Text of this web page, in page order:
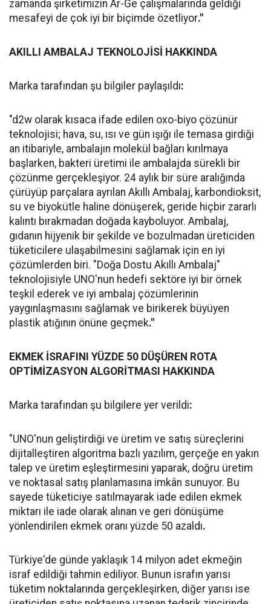
zamanda şirketimizin Ar-Ge çalışmalarında geldiği
mesafeyi de çok iyi bir biçimde özetliyor."
AKILLI AMBALAJ TEKNOLOJİSİ HAKKINDA
Marka tarafından şu bilgiler paylaşıldı:
"d2w olarak kısaca ifade edilen oxo-biyo çözünür
teknolojisi; hava, su, ısı ve gün ışığı ile temasa girdiği
an itibariyle, ambalajın molekül bağları kırılmaya
başlarken, bakteri üretimi ile ambalajda sürekli bir
çözünme gerçekleşiyor. 24 aylık bir süre aralığında
çürüyüp parçalara ayrılan Akıllı Ambalaj, karbondioksit,
su ve biyokütle haline dönüşerek, geride hiçbir zararlı
kalıntı bırakmadan doğada kayboluyor. Ambalaj,
gıdanın hijyenik bir şekilde ve bozulmadan üreticiden
tüketicilere ulaşabilmesini sağlamak için en iyi
çözümlerden biri. "Doğa Dostu Akıllı Ambalaj"
teknolojisiyle UNO'nun hedefi sektöre iyi bir örnek
teşkil ederek ve iyi ambalaj çözümlerinin
yaygınlaşmasını sağlamak ve birikerek büyüyen
plastik atığının önüne geçmek."
EKMEK İSRAFINI YÜZDE 50 DÜŞÜREN ROTA
OPTİMİZASYON ALGORİTMASI HAKKINDA
Marka tarafından şu bilgilere yer verildi:
"UNO'nun geliştirdiği ve üretim ve satış süreçlerini
dijitalleştiren algoritma bazlı yazılım, gerçeğe en yakın
talep ve üretim eşleştirmesini yaparak, doğru üretim
ve noktasal satış planlamasına imkân sunuyor. Bu
sayede tüketiciye satılmayarak iade edilen ekmek
miktarı ile iade olarak alınan ve geri dönüşüme
yönlendirilen ekmek oranı yüzde 50 azaldı.
Türkiye'de günde yaklaşık 14 milyon adet ekmeğin
israf edildiği tahmin ediliyor. Bunun israfın yarısı
tüketim noktalarında gerçekleşirken, diğer yarısı ise